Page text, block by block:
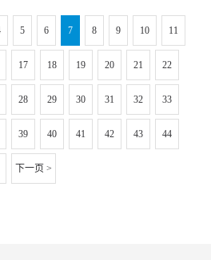
5 6 7 8 9 10 11
17 18 19 20 21 22
28 29 30 31 32 33
39 40 41 42 43 44
下一页 >